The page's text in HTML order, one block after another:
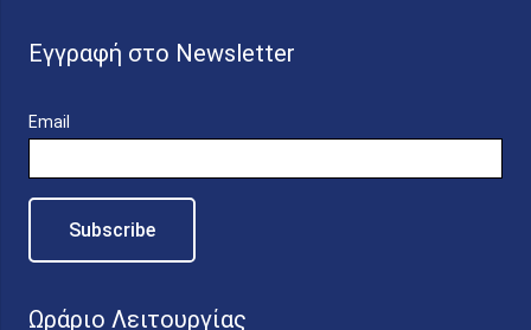
Εγγραφή στο Newsletter
Email
Ωράριο Λειτουργίας